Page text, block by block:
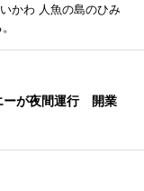
かわ 人魚の島のひみ
ーが夜間運行 開業